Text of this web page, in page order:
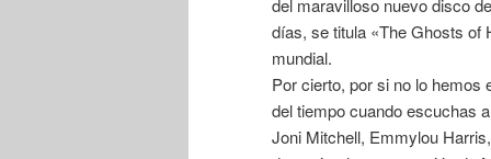
del maravilloso nuevo disco
días, se titula «The Ghosts of
mundial.
Por cierto, por si no lo hemos
del tiempo cuando escuchas
Joni Mitchell, Emmylou